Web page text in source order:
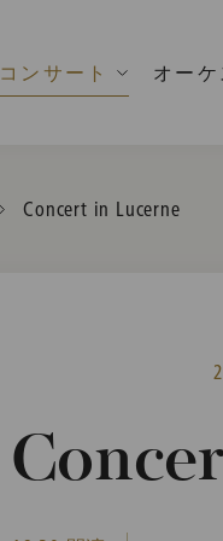
コンサート オー
Current:
Concert in Lucerne